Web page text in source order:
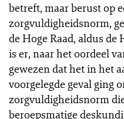
betreft, maar berust op
zorgvuldigheidsnorm,
de Hoge Raad, aldus
is er, naar het oordeel
gewezen dat het in het
voorgelegde geval ging
zorgvuldigheidsnorm
beroepsmatige